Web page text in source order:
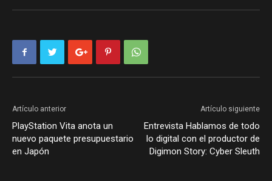
Artículo anterior
PlayStation Vita anota un
nuevo paquete presupuestario
en Japón
Artículo siguiente
Entrevista Hablamos de todo
lo digital con el productor de
Digimon Story: Cyber Sleuth